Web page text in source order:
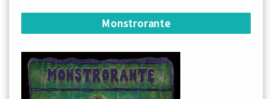
Monstrorante